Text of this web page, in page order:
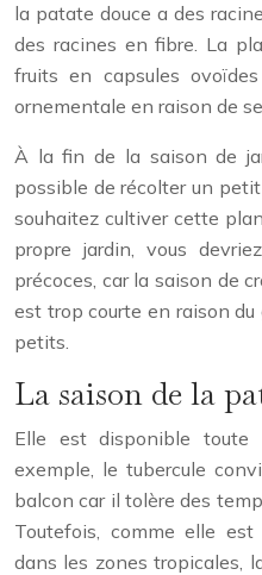
la patate douce a des
des racines en fibre. La
fruits en capsules
ornementale en raison de
À la fin de la saison de
possible de récolter un
souhaitez cultiver cette
propre jardin, vous
précoces, car la saison de
est trop courte en raison
petits.
La saison de la
Elle est disponible toute
exemple, le tubercule
balcon car il tolère des
Toutefois, comme elle
dans les zones tropicales,